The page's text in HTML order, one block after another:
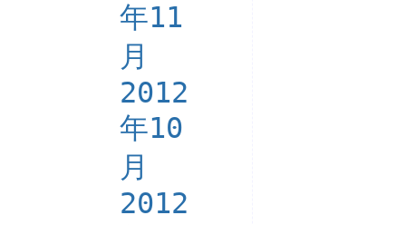
年11
月
2012
年10
月
2012